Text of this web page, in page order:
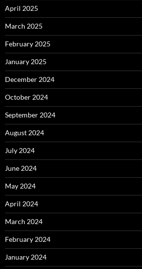
April 2025
March 2025
February 2025
January 2025
December 2024
October 2024
September 2024
August 2024
July 2024
June 2024
May 2024
April 2024
March 2024
February 2024
January 2024